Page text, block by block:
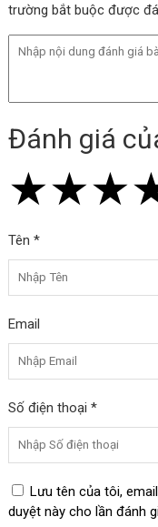
trường bắt buộc được
Đánh giá
★
★★
★★★
★★★
★★★
Tên *
Email
Số điện thoại *
Lưu tên của tôi,
duyệt này cho lần đánh